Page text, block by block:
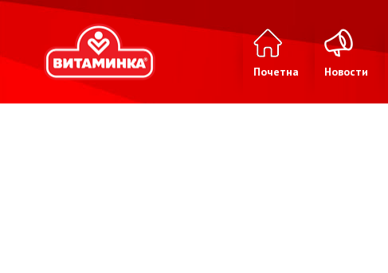
Почетна Новости